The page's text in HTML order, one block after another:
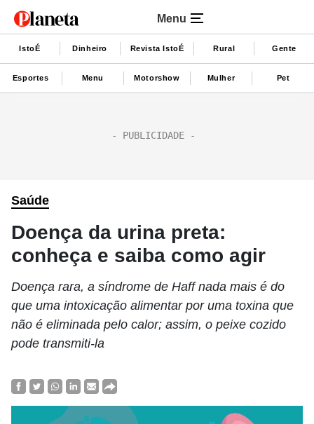
Menu
IstoÉ Dinheiro Revista IstoÉ Rural Gente
Esportes Menu Motorshow Mulher Pet
Saúde
Doença da urina preta:
conheça e saiba como agir
Doença rara, a síndrome de Haff nada mais é do
que uma intoxicação alimentar por uma toxina que
não é eliminada pelo calor; assim, o peixe cozido
pode transmiti-la